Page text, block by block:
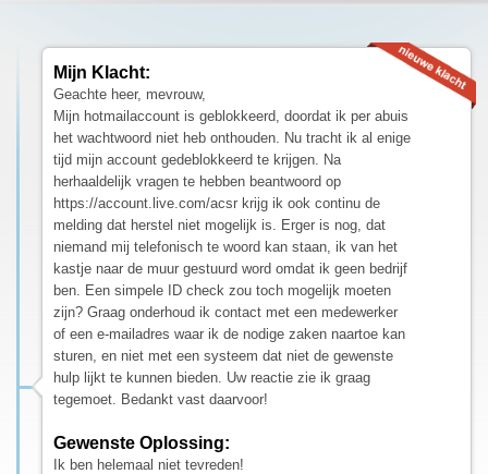
Mijn Klacht:
Geachte heer, mevrouw,
Mijn hotmailaccount is geblokkeerd, doordat ik per abuis
het wachtwoord niet heb onthouden. Nu tracht ik al enige
tijd mijn account gedeblokkeerd te krijgen. Na
herhaaldelijk vragen te hebben beantwoord op
https://account.live.com/acsr krijg ik ook continu de
melding dat herstel niet mogelijk is. Erger is nog, dat
niemand mij telefonisch te woord kan staan, ik van het
kastje naar de muur gestuurd word omdat ik geen bedrijf
ben. Een simpele ID check zou toch mogelijk moeten
zijn? Graag onderhoud ik contact met een medewerker
of een e-mailadres waar ik de nodige zaken naartoe kan
sturen, en niet met een systeem dat niet de gewenste
hulp lijkt te kunnen bieden. Uw reactie zie ik graag
tegemoet. Bedankt vast daarvoor!
Gewenste Oplossing:
Ik ben helemaal niet tevreden!